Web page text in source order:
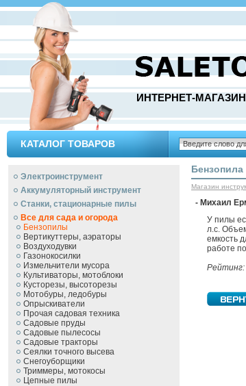
ИНТЕРНЕТ-
КАТАЛОГ ТОВАРОВ
Электроинструмент
Аккумуляторный инструмент
Станки, стационарные пилы
Все для сада и огорода
Бензопилы
Вертикуттеры, аэраторы
Воздуходувки
Газонокосилки
Измельчители мусора
Культиваторы, мотоблоки
Кусторезы, высоторезы
Мотобуры, ледобуры
Опрыскиватели
Прочая садовая техника
Садовые пруды
Садовые пылесосы
Садовые тракторы
Сеялки точного высева
Снегоуборщики
Триммеры, мотокосы
Цепные пилы
Бензопила
Магазин
- Михаил
У пилы
л.с.
емкость
работе
Рейтинг: